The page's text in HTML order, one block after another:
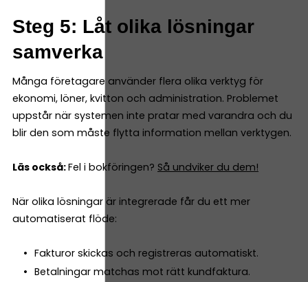
Steg 5: Låt olika lösningar
samverka
Många företagare använder flera olika verktyg för
ekonomi, löner, kvitton och administration. Problemet
uppstår när systemen inte pratar med varandra och du
blir den som måste flytta information mellan verktygen.
Läs också:Fel i bokföringen? Så undviker du dem!
När olika lösningar är integrerade får du ett mer
automatiserat flöde:
Fakturor skickas och registreras automatiskt.
Betalningar matchas mot rätt kundfaktura.